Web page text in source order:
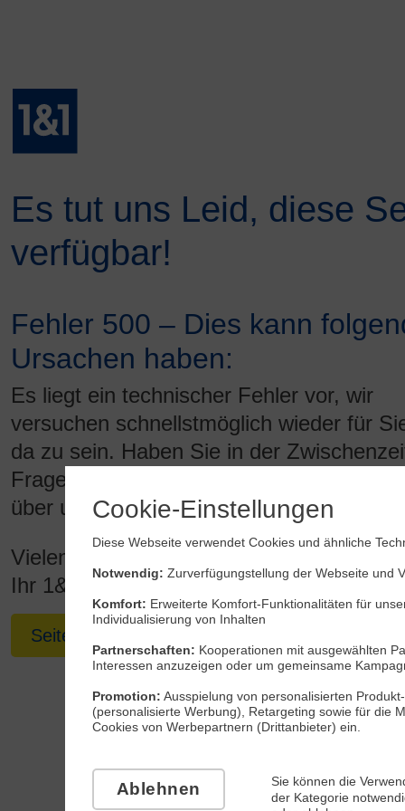
Es tut uns Leid, diese
verfügbar!
Fehler 500 – Dies kann
Ursachen haben:
Es liegt ein technischer Fehler vor, wir
versuchen schnellstmöglich wieder für
da zu sein. Haben Sie in der
Fragen, können Sie uns natürlich
über unsere1&1 Service-Hotline
Vielen Dank für Ihr Verständnis.
Ihr 1&1 Team
Seite aktualisieren
Cookie-Einstellungen
Diese Webseite verwendet Cookies und ähnliche
Notwendig: Zurverfügungstellung der Webseite und
Komfort: Erweiterte Komfort-Funktionalitäten für
Individualisierung von Inhalten
Partnerschaften: Kooperationen mit ausgewählten
Interessen anzuzeigen oder um gemeinsame
Promotion: Ausspielung von personalisierten
(personalisierte Werbung), Retargeting sowie für die
Cookies von Werbepartnern (Drittanbieter) ein.
Ablehnen
Sie können die
der Kategorie